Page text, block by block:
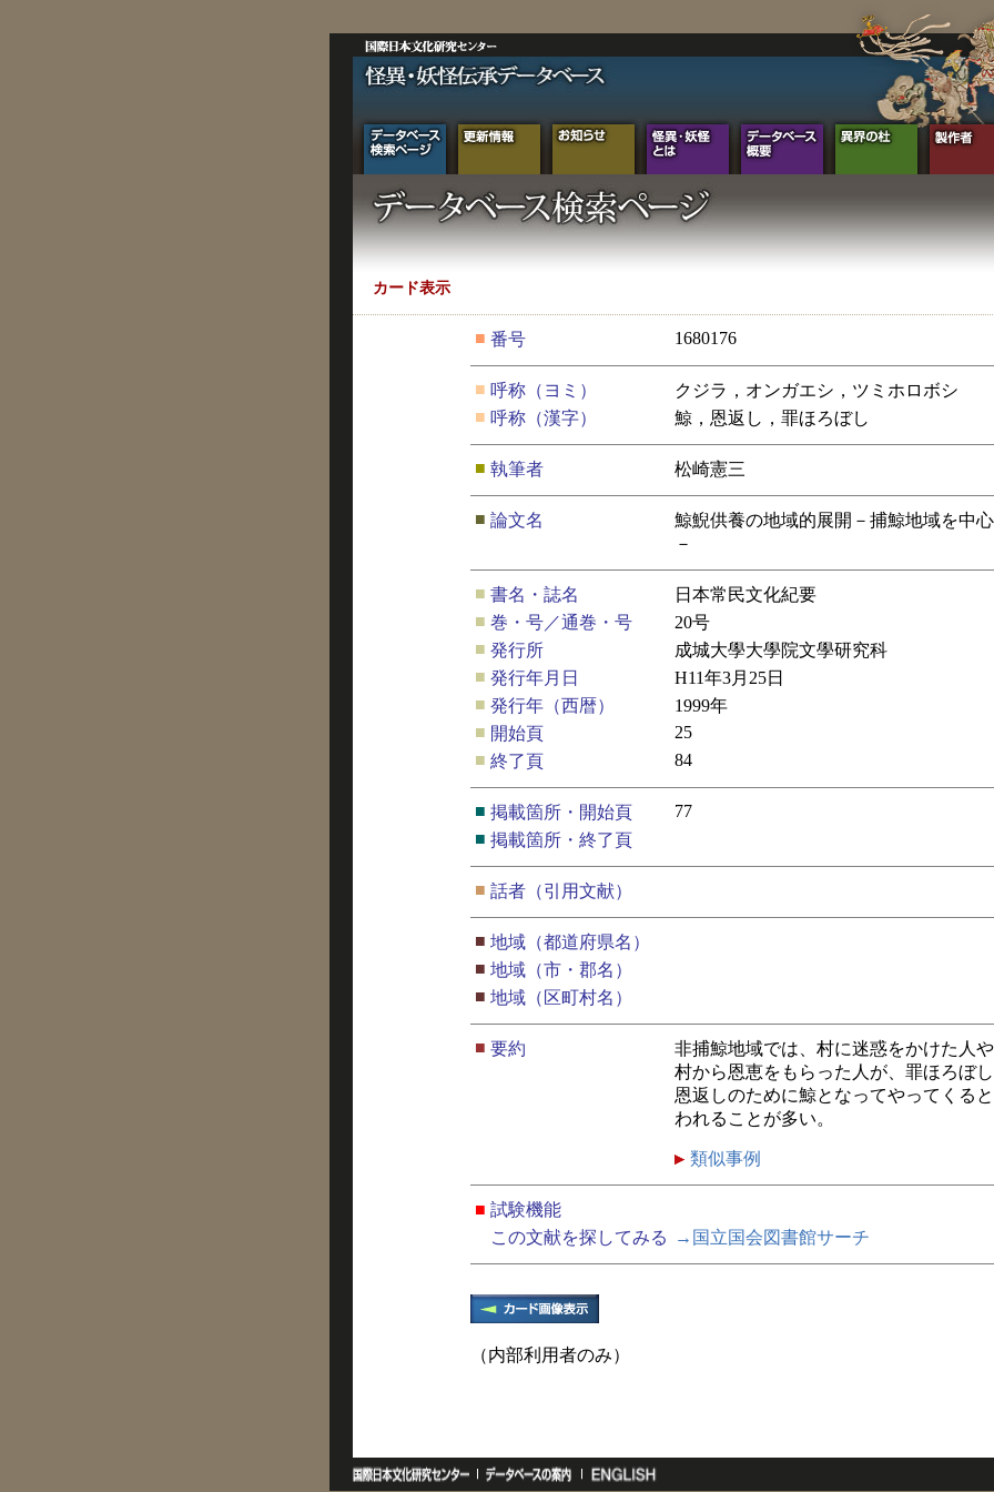
カード表示
■ 番号 1680176
■ 呼称（ヨミ）
クジラ，オンガエシ，ツミホロボシ
■ 呼称（漢字） 鯨，恩返し，罪ほろぼし
■ 執筆者 松崎憲三
■ 論文名
鯨鯢供養の地域的展開－捕鯨地域を中
－
■ 書名・誌名
日本常民文化紀要
■ 巻・号／通巻・号
20号
■ 発行所
成城大學大學院文學研究科
■ 発行年月日
H11年3月25日
■ 発行年（西暦）
1999年
■ 開始頁
25
■ 終了頁 84
■ 掲載箇所・開始頁
77
■ 掲載箇所・終了頁
■ 話者（引用文献）
■ 地域（都道府県名）
■ 地域（市・郡名）
■ 地域（区町村名）
■ 要約
非捕鯨地域では、村に迷惑をかけた人
村から恩恵をもらった人が、罪ほろぼ
恩返しのために鯨となってやってくる
われることが多い。
類似事例
■ 試験機能
この文献を探してみる
→国立国会図書館サーチ
（内部利用者のみ）